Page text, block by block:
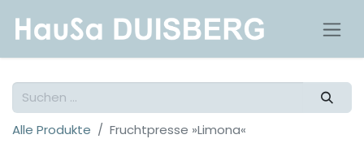
Alle Produkte Fruchtpresse »Limona«